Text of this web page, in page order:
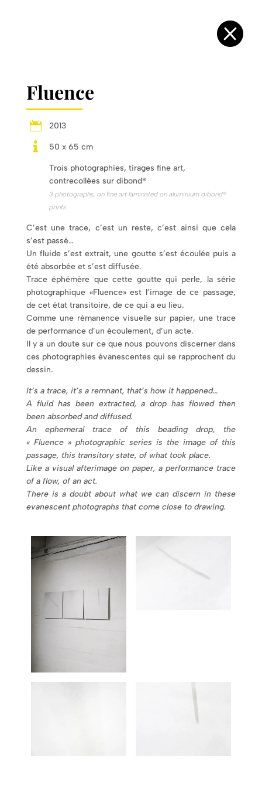

Fluence
 2013
 50 x 65 cm
Trois photographies, tirages fine art,
contrecollées sur dibond®
3 photographs, on fine art laminated on aluminium dibond®
prints
C’est une trace, c’est un reste, c’est ainsi que cela
s’est passé…
Un fluide s’est extrait, une goutte s’est écoulée puis a
été absorbée et s’est diffusée.
Trace éphémère que cette goutte qui perle, la série
photographique «Fluence» est l’image de ce passage,
de cet état transitoire, de ce qui a eu lieu.
Comme une rémanence visuelle sur papier, une trace
de performance d’un écoulement, d’un acte.
Il y a un doute sur ce que nous pouvons discerner dans
ces photographies évanescentes qui se rapprochent du
dessin.
It’s a trace, it’s a remnant, that’s how it happened…
A fluid has been extracted, a drop has flowed then
been absorbed and diffused.
An ephemeral trace of this beading drop, the
« Fluence » photographic series is the image of this
passage, this transitory state, of what took place.
Like a visual afterimage on paper, a performance trace
of a flow, of an act.
There is a doubt about what we can discern in these
evanescent photographs that come close to drawing.